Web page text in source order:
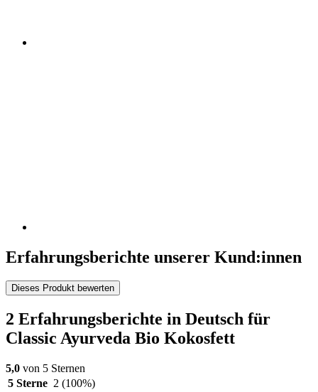
Erfahrungsberichte unserer Kund:innen
Dieses Produkt bewerten
2 Erfahrungsberichte in Deutsch für
Classic Ayurveda Bio Kokosfett
5,0 von 5 Sternen
5 Sterne 2 (100%)